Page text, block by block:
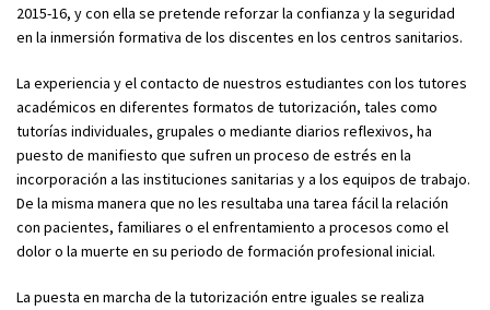
2015-16, y con ella se pretende reforzar la confianza y la seguridad
en la inmersión formativa de los discentes en los centros sanitarios.
La experiencia y el contacto de nuestros estudiantes con los tutores
académicos en diferentes formatos de tutorización, tales como
tutorías individuales, grupales o mediante diarios reflexivos, ha
puesto de manifiesto que sufren un proceso de estrés en la
incorporación a las instituciones sanitarias y a los equipos de trabajo.
De la misma manera que no les resultaba una tarea fácil la relación
con pacientes, familiares o el enfrentamiento a procesos como el
dolor o la muerte en su periodo de formación profesional inicial.
La puesta en marcha de la tutorización entre iguales se realiza